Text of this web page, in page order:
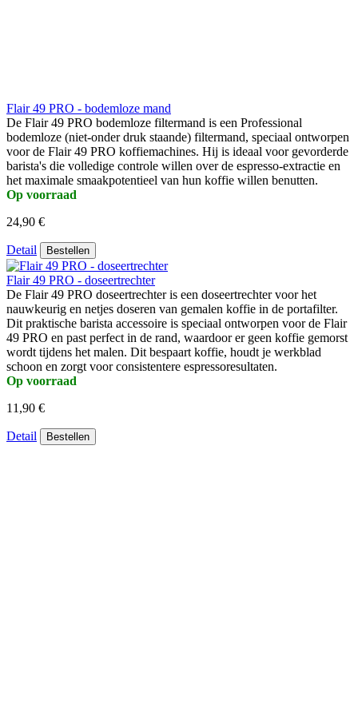
Flair 49 PRO - bodemloze mand
De Flair 49 PRO bodemloze filtermand is een Professional
bodemloze (niet-onder druk staande) filtermand, speciaal ontworpen
voor de Flair 49 PRO koffiemachines. Hij is ideaal voor gevorderde
barista's die volledige controle willen over de espresso-extractie en
het maximale smaakpotentieel van hun koffie willen benutten.
Op voorraad
24,90 €
Detail Bestellen
Flair 49 PRO - doseertrechter
De Flair 49 PRO doseertrechter is een doseertrechter voor het
nauwkeurig en netjes doseren van gemalen koffie in de portafilter.
Dit praktische barista accessoire is speciaal ontworpen voor de Flair
49 PRO en past perfect in de rand, waardoor er geen koffie gemorst
wordt tijdens het malen. Dit bespaart koffie, houdt je werkblad
schoon en zorgt voor consistentere espressoresultaten.
Op voorraad
11,90 €
Detail Bestellen